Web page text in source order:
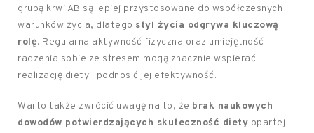
grupą krwi AB są lepiej przystosowane do współczesnych
warunków życia, dlatego styl życia odgrywa kluczową
rolę. Regularna aktywność fizyczna oraz umiejętność
radzenia sobie ze stresem mogą znacznie wspierać
realizację diety i podnosić jej efektywność.
Warto także zwrócić uwagę na to, że brak naukowych
dowodów potwierdzających skuteczność diety opartej